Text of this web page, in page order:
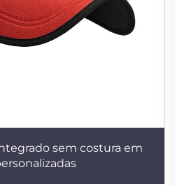
sem costura em